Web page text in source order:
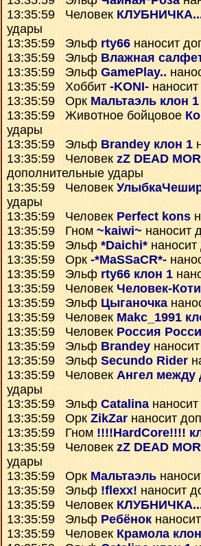
13:35:59 Человек
удары
13:35:59 Эльф rty66 наносит
13:35:59 Эльф Влажная
13:35:59 Эльф GamePlay..
13:35:59 Хоббит -KONI-
13:35:59 Орк Мальтаэль клон 1
13:35:59 Животное бойцовое
удары
13:35:59 Эльф Brandey клон 1
13:35:59 Человек zZ DEAD
дополнительные удары
13:35:59 Человек
удары
13:35:59 Человек Perfect kons
13:35:59 Гном ~kaiwi~ наносит
13:35:59 Эльф *Daichi*
13:35:59 Орк -*MaSSaCR*-
13:35:59 Эльф rty66 клон 1
13:35:59 Человек Человек-
13:35:59 Эльф Цыганочка
13:35:59 Человек Makc_1991
13:35:59 Человек Россия
13:35:59 Эльф Brandey
13:35:59 Эльф Secundo Rider
13:35:59 Человек Ангел между
удары
13:35:59 Эльф Catalina
13:35:59 Орк ZikZar наносит
13:35:59 Гном !!!!HardCore!!!!
13:35:59 Человек zZ DEAD
удары
13:35:59 Орк Мальтаэль
13:35:59 Эльф !flexx! наносит
13:35:59 Человек
13:35:59 Эльф Ребёнок
13:35:59 Человек Крамола